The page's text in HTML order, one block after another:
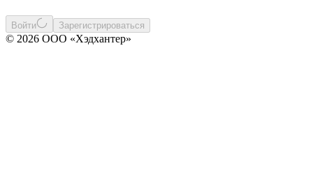
Войти Зарегистрироваться
© 2026 ООО «Хэдхантер»